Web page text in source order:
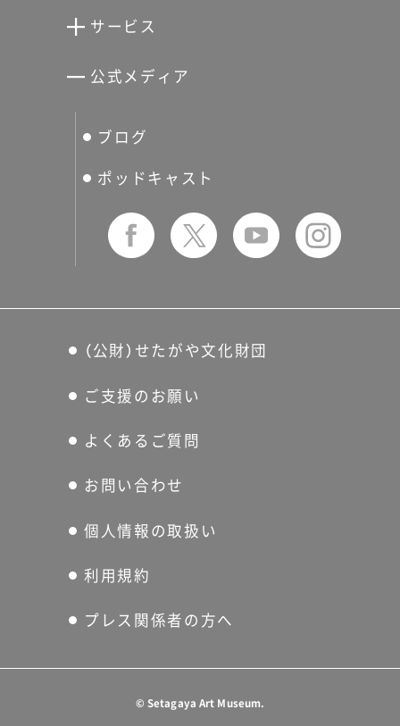
分館スケジュール
世田谷文学館
せたおん
サービス
せたがやアーツカード
友の会
公式メディア
ブログ
ポッドキャスト
（公財）せたがや文化財団
ご支援のお願い
よくあるご質問
お問い合わせ
個人情報の取扱い
利用規約
プレス関係者の方へ
© Setagaya Art Museum.